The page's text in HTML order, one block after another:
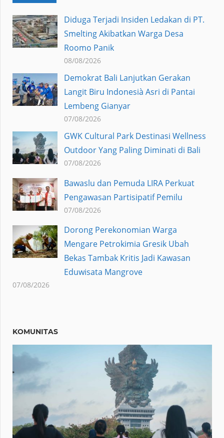
Diduga Terjadi Insiden Ledakan di PT.
Smelting Akibatkan Warga Desa
Roomo Panik
08/08/2026
Demokrat Bali Lanjutkan Gerakan
Langit Biru Indonesià Asri di Pantai
Lembeng Gianyar
07/08/2026
GWK Cultural Park Destinasi Wellness
Outdoor Yang Paling Diminati di Bali
07/08/2026
Bawaslu dan Pemuda LIRA Perkuat
Pengawasan Partisipatif Pemilu
07/08/2026
Dorong Perekonomian Warga
Mengare Petrokimia Gresik Ubah
Bekas Tambak Kritis Jadi Kawasan
Eduwisata Mangrove
07/08/2026
KOMUNITAS